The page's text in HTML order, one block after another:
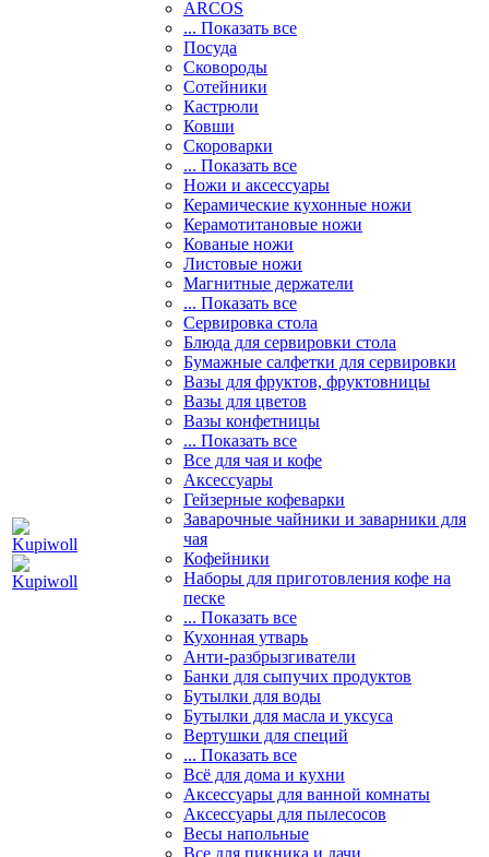
ARCOS
... Показать все
Посуда
Сковороды
Сотейники
Кастрюли
Ковши
Скороварки
... Показать все
Ножи и аксессуары
Керамические кухонные ножи
Керамотитановые ножи
Кованые ножи
Листовые ножи
Магнитные держатели
... Показать все
Сервировка стола
Блюда для сервировки стола
Бумажные салфетки для сервировки
Вазы для фруктов, фруктовницы
Вазы для цветов
Вазы конфетницы
... Показать все
Все для чая и кофе
Аксессуары
Гейзерные кофеварки
Заварочные чайники и заварники для
чая
Кофейники
Наборы для приготовления кофе на
песке
... Показать все
Кухонная утварь
Анти-разбрызгиватели
Банки для сыпучих продуктов
Бутылки для воды
Бутылки для масла и уксуса
Вертушки для специй
... Показать все
Всё для дома и кухни
Аксессуары для ванной комнаты
Аксессуары для пылесосов
Весы напольные
Все для пикника и дачи